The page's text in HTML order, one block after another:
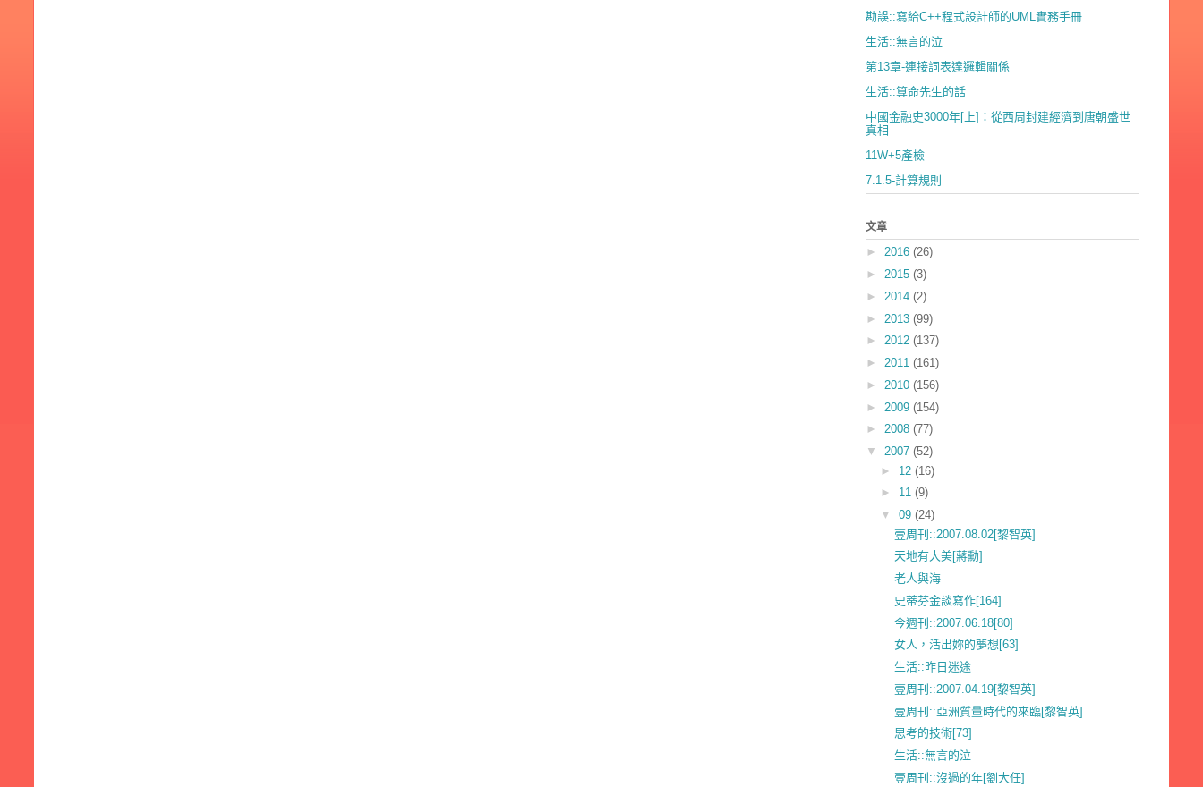
勘誤::寫給C++程式設計師的UML實務手冊
生活::無言的泣
第13章-連接詞表達邏輯關係
生活::算命先生的話
中國金融史3000年[上]：從西周封建經濟到唐朝盛世
真相
11W+5產檢
7.1.5-計算規則
文章
► 2016 (26)
► 2015 (3)
► 2014 (2)
► 2013 (99)
► 2012 (137)
► 2011 (161)
► 2010 (156)
► 2009 (154)
► 2008 (77)
▼ 2007 (52)
► 12 (16)
► 11 (9)
▼ 09 (24)
壹周刊::2007.08.02[黎智英]
天地有大美[蔣勳]
老人與海
史蒂芬金談寫作[164]
今週刊::2007.06.18[80]
女人，活出妳的夢想[63]
生活::昨日迷途
壹周刊::2007.04.19[黎智英]
壹周刊::亞洲質量時代的來臨[黎智英]
思考的技術[73]
生活::無言的泣
壹周刊::沒過的年[劉大任]